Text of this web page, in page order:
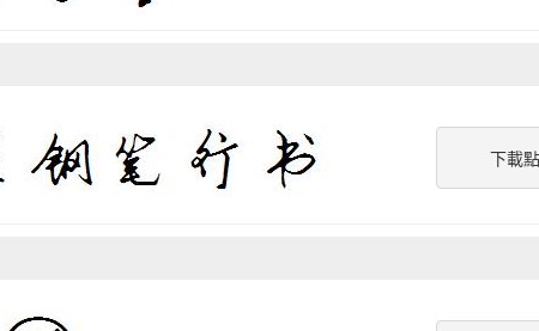
下載點